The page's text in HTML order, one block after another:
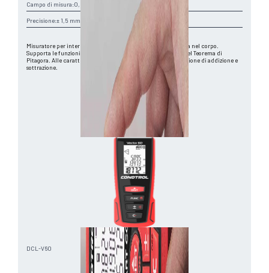
Campo di misura:0,05-60 m
Precisione:± 1,5 mm
Misuratore per interni con struttura antiurto e bolla integrata nel corpo.
Supporta le funzioni di calcolo area/volume e applicazione del Teorema di
Pitagora. Alle caratteristiche dello Smart 40 aggiunge la funzione di addizione e
sottrazione.
Vai al B2B
DCL-V60